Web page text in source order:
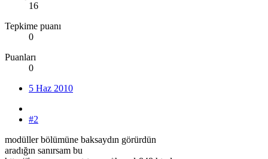
16
Tepkime puanı
0
Puanları
0
5 Haz 2010
#2
modüller bölümüne baksaydın görürdün
aradığın sanırsam bu